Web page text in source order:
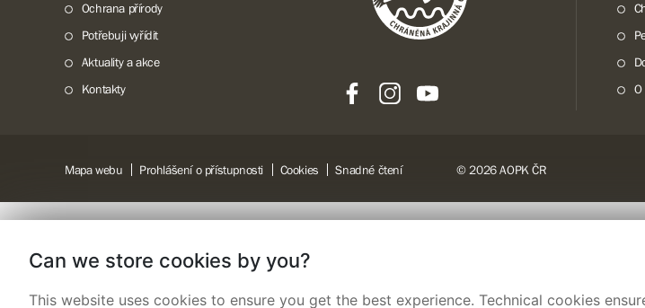
Ochrana přírody
Potřebuji vyřídit
Aktuality a akce
Kontakty
O
Mapa webu Prohlášení o přístupnosti Cookies Snadné čtení © 2026 AOPK ČR
Can we store cookies by you?
This website uses cookies to ensure you get the best experience. Technical cookies